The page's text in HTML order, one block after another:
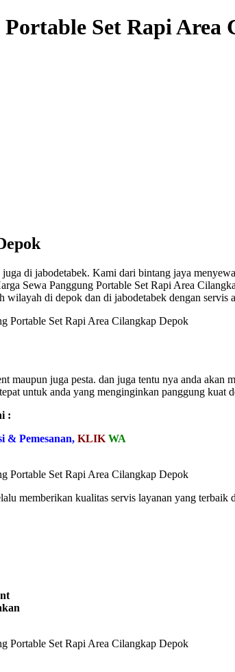
Set Rapi Area
di jabodetabek. Kami dari bintang jaya
Sewa Panggung Portable Set Rapi Area
di depok dan di jabodetabek dengan servis
juga pesta. dan juga tentu nya anda akan
untuk anda yang menginginkan panggung kuat
:
& Pemesanan, KLIK WA
memberikan kualitas servis layanan yang terbaik